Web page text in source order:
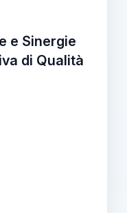
e Sinergie
di Qualità